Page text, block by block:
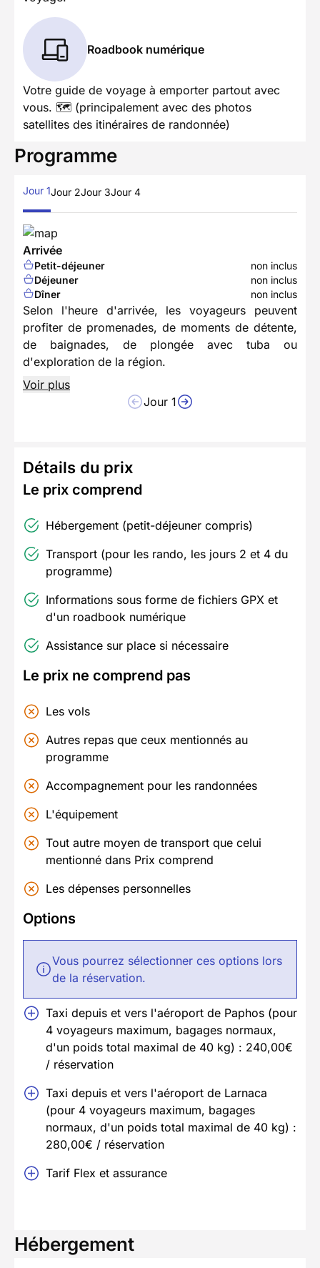
Roadbook numérique
Votre guide de voyage à emporter partout avec
vous. 🗺️ (principalement avec des photos
satellites des itinéraires de randonnée)
Programme
Jour 1Jour 2Jour 3Jour 4
Arrivée
Petit-déjeuner
non inclus
Déjeuner
non inclus
Dîner
non inclus
Selon l'heure d'arrivée, les voyageurs peuvent
profiter de promenades, de moments de détente,
de baignades, de plongée avec tuba ou
d'exploration de la région.
Voir plus
Jour 1
Détails du prix
Le prix comprend
Hébergement (petit-déjeuner compris)
Transport (pour les rando, les jours 2 et 4 du
programme)
Informations sous forme de fichiers GPX et
d'un roadbook numérique
Assistance sur place si nécessaire
Le prix ne comprend pas
Les vols
Autres repas que ceux mentionnés au
programme
Accompagnement pour les randonnées
L'équipement
Tout autre moyen de transport que celui
mentionné dans Prix comprend
Les dépenses personnelles
Options
Vous pourrez sélectionner ces options lors
de la réservation.
Taxi depuis et vers l'aéroport de Paphos (pour
4 voyageurs maximum, bagages normaux,
d'un poids total maximal de 40 kg) : 240,00€
/ réservation
Taxi depuis et vers l'aéroport de Larnaca
(pour 4 voyageurs maximum, bagages
normaux, d'un poids total maximal de 40 kg) :
280,00€ / réservation
Tarif Flex et assurance
Hébergement